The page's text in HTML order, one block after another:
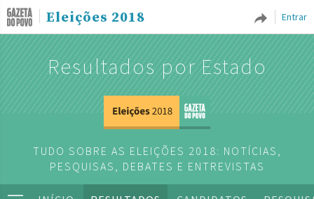
Entrar
Eleições 2018
Resultados por Estado
TUDO SOBRE AS ELEIÇÕES 2018: NOTÍCIAS,
PESQUISAS, DEBATES E ENTREVISTAS